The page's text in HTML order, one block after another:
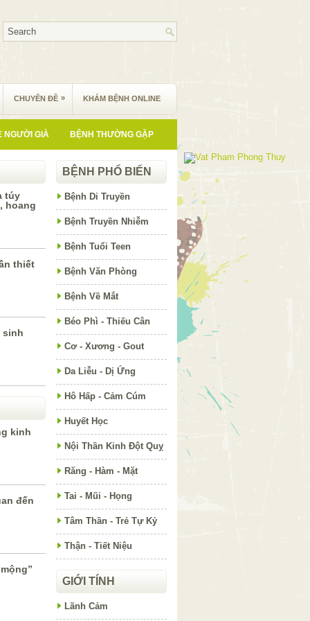
CHUYÊN ĐỀ » KHÁM BỆNH ONLINE
NGƯỜI GIÀ BỆNH THƯỜNG GẶP
túy
hoang
thiết
sinh
kinh
đến
BỆNH PHỔ BIẾN
Bệnh Di Truyền
Bệnh Truyền Nhiễm
Bệnh Tuổi Teen
Bệnh Văn Phòng
Bệnh Về Mắt
Béo Phì - Thiếu Cân
Cơ - Xương - Gout
Da Liễu - Dị Ứng
Hô Hấp - Cảm Cúm
Huyết Học
Nội Thần Kinh Đột Quỵ
Răng - Hàm - Mặt
Tai - Mũi - Họng
Tâm Thần - Trẻ Tự Kỷ
Thận - Tiết Niệu
GIỚI TÍNH
Lãnh Cảm